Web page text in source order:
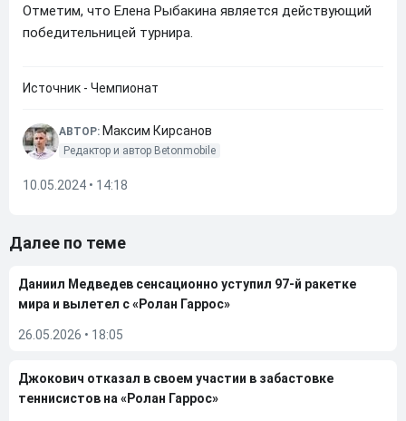
Отметим, что Елена Рыбакина является действующий
победительницей турнира.
Источник - Чемпионат
АВТОР: Максим Кирсанов
Редактор и автор Betonmobile
10.05.2024 • 14:18
Далее по теме
Даниил Медведев сенсационно уступил 97-й ракетке
мира и вылетел с «Ролан Гаррос»
26.05.2026 • 18:05
Джокович отказал в своем участии в забастовке
теннисистов на «Ролан Гаррос»